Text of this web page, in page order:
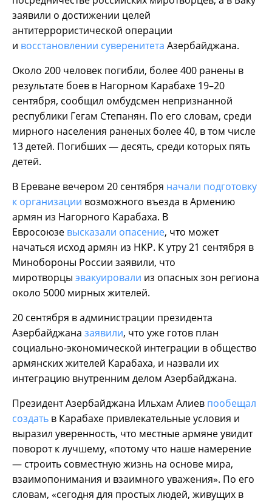
заявили о достижении целей
антитеррористической операции
и восстановлении суверенитета Азербайджана.
Около 200 человек погибли, более 400 ранены в
результате боев в Нагорном Карабахе 19–20
сентября, сообщил омбудсмен непризнанной
республики Гегам Степанян. По его словам, среди
мирного населения раненых более 40, в том числе
13 детей. Погибших — десять, среди которых пять
детей.
В Ереване вечером 20 сентября начали подготовку
к организации возможного въезда в Армению
армян из Нагорного Карабаха. В
Евросоюзе высказали опасение, что может
начаться исход армян из НКР. К утру 21 сентября в
Минобороны России заявили, что
миротворцы эвакуировали из опасных зон региона
около 5000 мирных жителей.
20 сентября в администрации президента
Азербайджана заявили, что уже готов план
социально-экономической интеграции в общество
армянских жителей Карабаха, и назвали их
интеграцию внутренним делом Азербайджана.
Президент Азербайджана Ильхам Алиев пообещал
создать в Карабахе привлекательные условия и
выразил уверенность, что местные армяне увидит
поворот к лучшему, «потому что наше намерение
— строить совместную жизнь на основе мира,
взаимопонимания и взаимного уважения». По его
словам, «сегодня для простых людей, живущих в